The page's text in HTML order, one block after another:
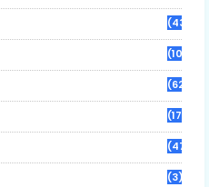
(43)
(108)
(62)
(17)
(470)
(3)